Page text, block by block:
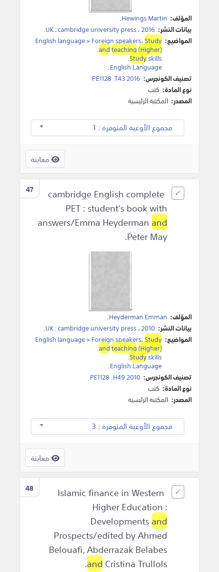
المؤلف: Hewings Martin
.
بيانات النشر:
UK:cambridge university press،2016
.
المواضيع:
English language>Foreign speakers،Study
andteaching(Higher)
.
Studyskills
.
English Language
.
تصنيف الكونجرس: PE1128 .T43 2016
نوع المادة: كتب
المصدر: المكتبة الرئيسية
مجموع الأوعية المتوفرة : 1
معاينة
47
cambridge English complete
PET : student's book with
answers/Emma Heydermanand
Peter May.
المؤلف: Heyderman Emman
.
بيانات النشر:
UK:cambridge university press،2010
.
المواضيع:
English language>Foreign speakers،Study
andteaching(Higher)
.
Studyskills
.
English Language
.
تصنيف الكونجرس: PE1128 .H49 2010
نوع المادة: كتب
المصدر: المكتبة الرئيسية
مجموع الأوعية المتوفرة : 3
معاينة
48
Islamic finance in Western
Higher Education :
Developmentsand
Prospects/edited by Ahmed
Belouafi, Abderrazak Belabes
andCristina Trullols.